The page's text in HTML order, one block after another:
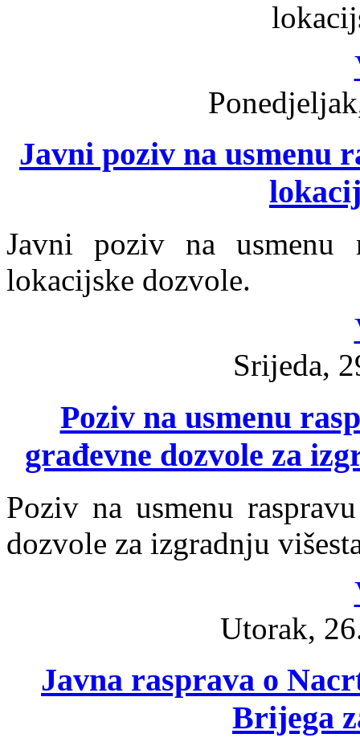
Javni poziv na usmenu
Javni poziv na usmenu
lokacijske dozvole.
Srijeda,
Poziv na usmenu
građevne dozvole za
Poziv na usmenu
dozvole za izgradnju
Utorak,
Javna rasprava o
Brijega